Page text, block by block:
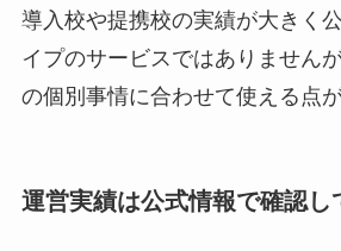
導入校や提携校の実績が大きく
イプのサービスではありません
の個別事情に合わせて使える点が
運営実績は公式情報で確認し